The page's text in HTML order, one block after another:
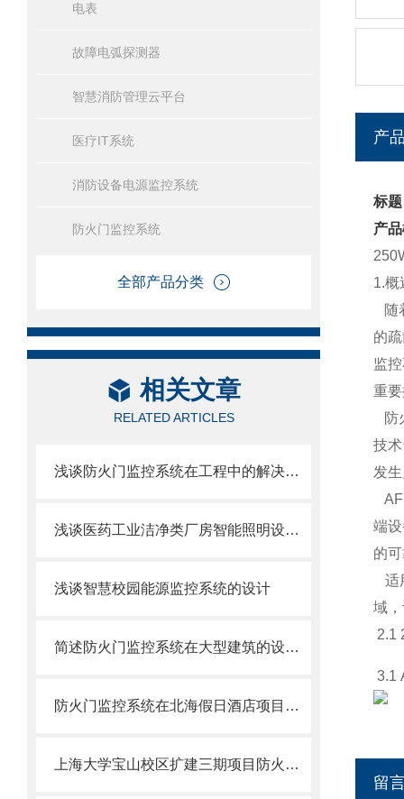
电表
故障电弧探测器
智慧消防管理云平台
医疗IT系统
消防设备电源监控系统
防火门监控系统
全部产品分类
相关文章
RELATED ARTICLES
浅谈防火门监控系统在工程中的解决方案
浅谈医药工业洁净类厂房智能照明设计与选型
浅谈智慧校园能源监控系统的设计
简述防火门监控系统在大型建筑的设计和安装
防火门监控系统在北海假日酒店项目的应用
上海大学宝山校区扩建三期项目防火门监控系统的设计与应用
产
标
产
1.概
随
的
监
重
防
技
发
端
的
适
域
2.1
3.1
留